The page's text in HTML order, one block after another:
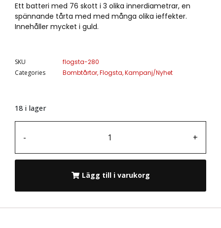
Ett batteri med 76 skott i 3 olika innerdiametrar, en
spännande tårta med med många olika ieffekter.
Innehåller mycket i guld.
SKU
flogsta-280
Categories
Bombtårtor,Flogsta,Kampanj/Nyhet
18 i lager
- +
Lägg till i varukorg